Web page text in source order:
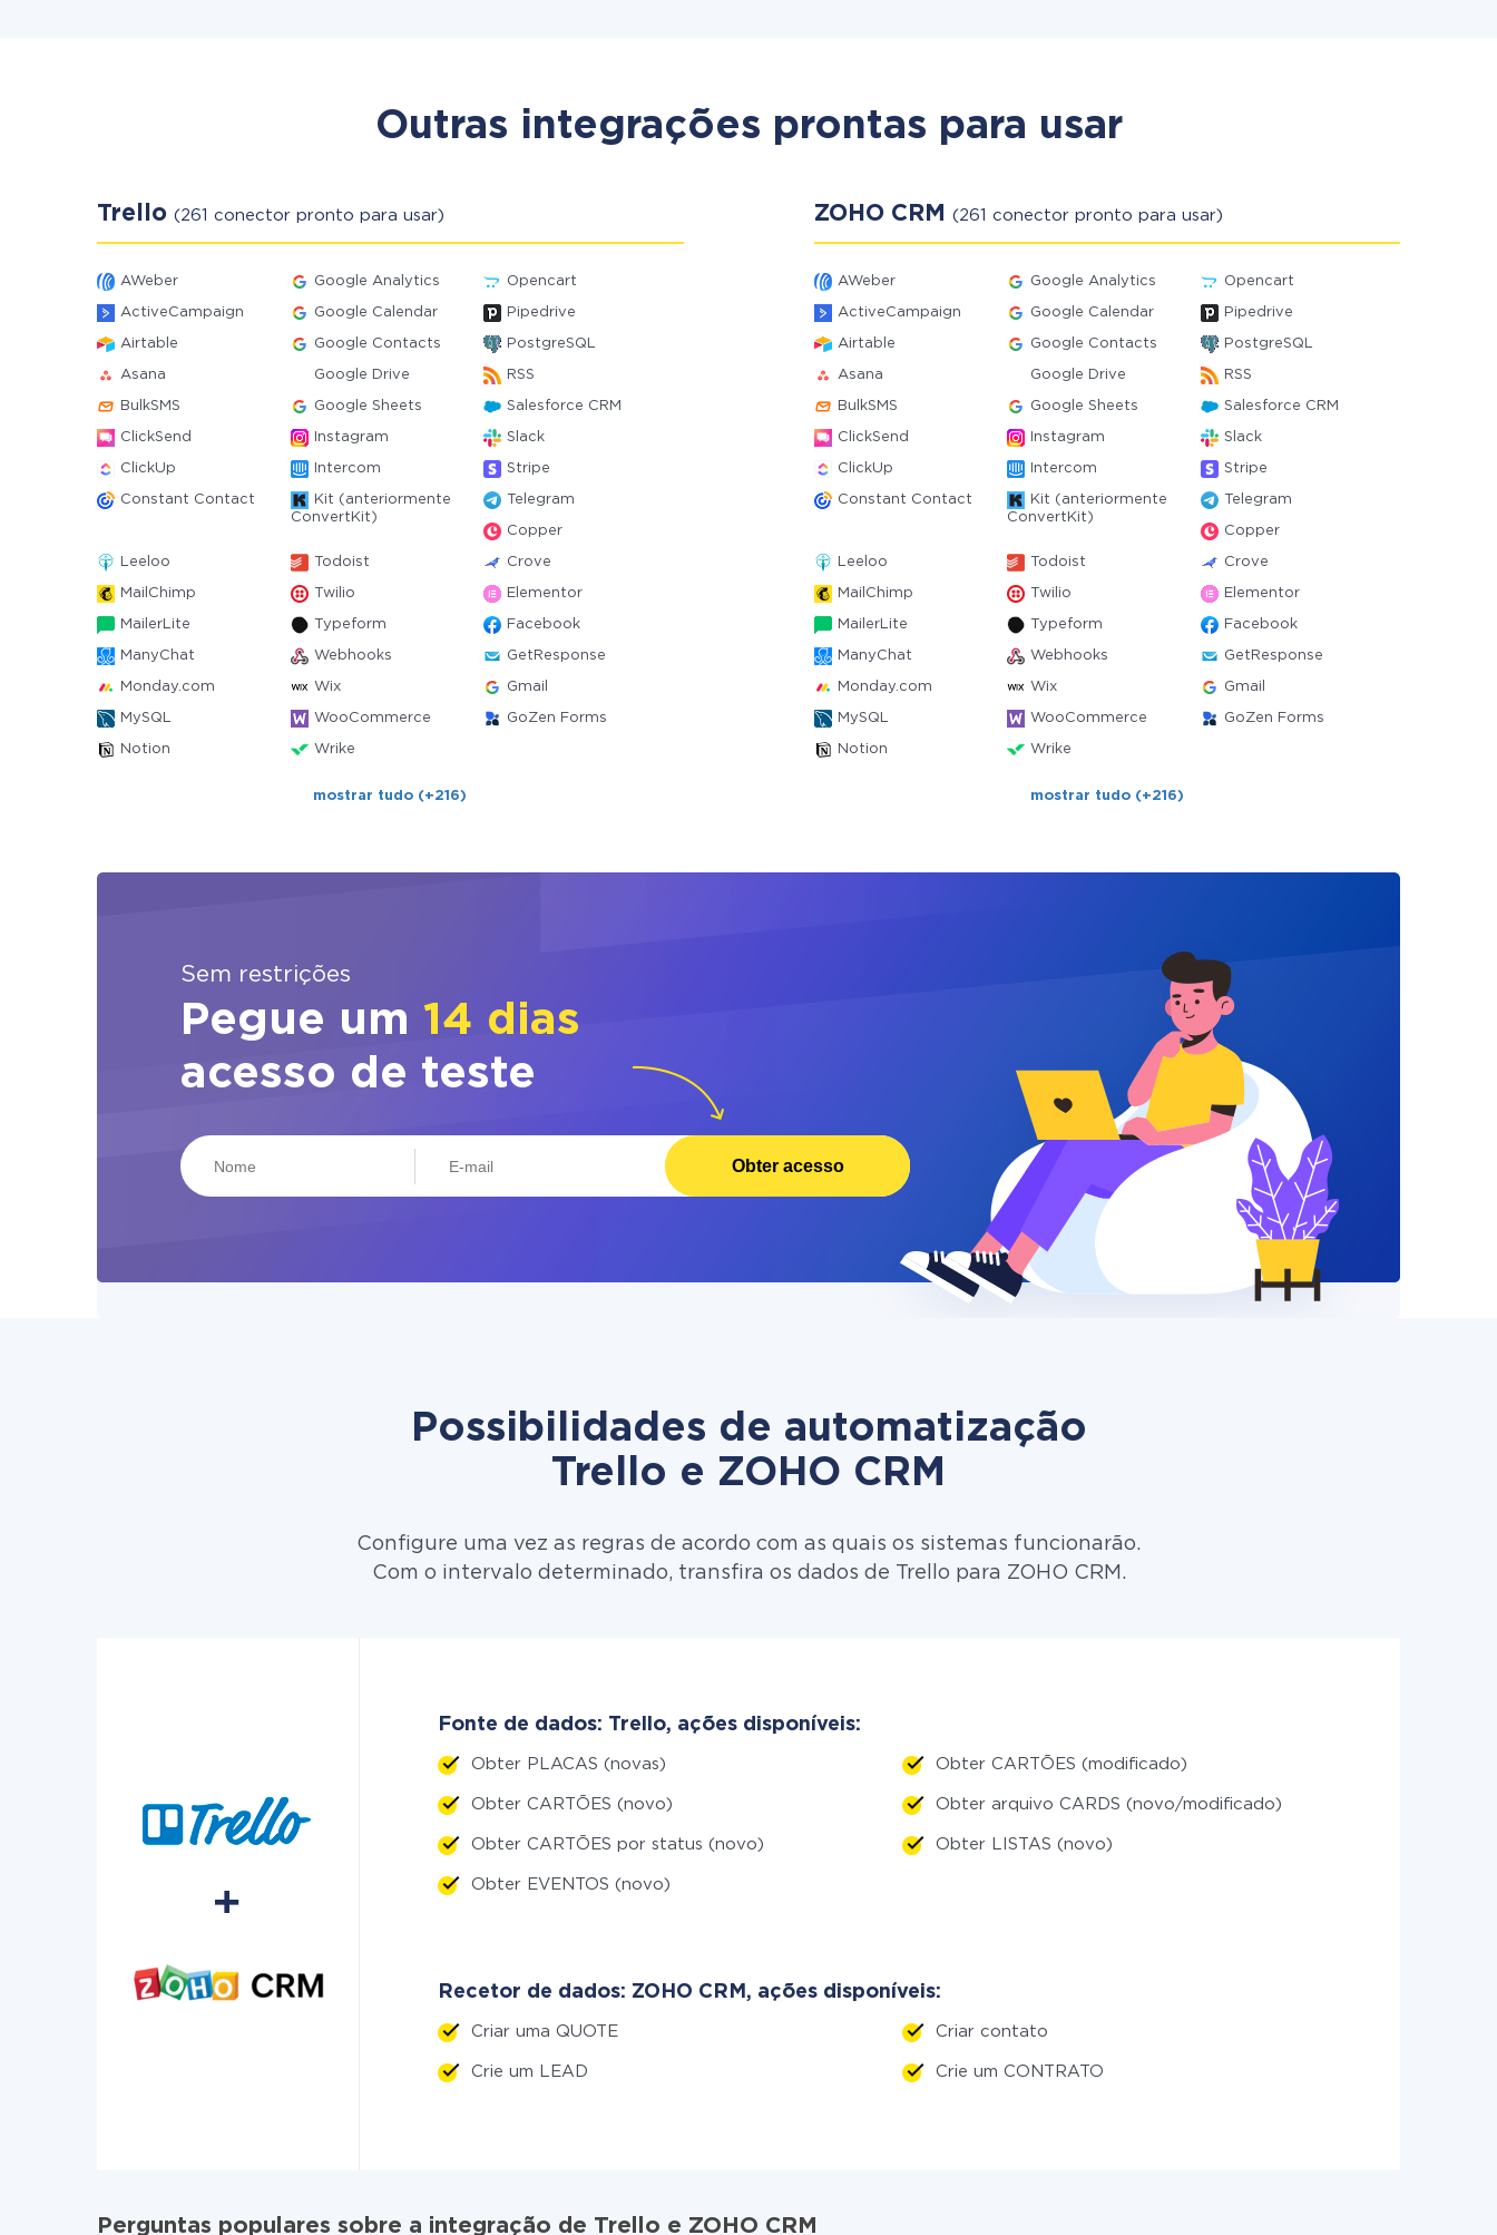
Outras integrações prontas para usar
Trello (261 conector pronto para usar)
AWeber Google Analytics Opencart
ActiveCampaign Google Calendar Pipedrive
Airtable Google Contacts PostgreSQL
Asana Google Drive RSS
BulkSMS Google Sheets Salesforce CRM
ClickSend Instagram Slack
ClickUp Intercom Stripe
Constant Contact
Kit (anteriormente
ConvertKit)
Telegram
Copper
Leeloo Todoist Crove
MailChimp Twilio Elementor
MailerLite Typeform Facebook
ManyChat Webhooks GetResponse
Monday.com Wix Gmail
MySQL WooCommerce GoZen Forms
Notion Wrike
mostrar tudo (+216)
ZOHO CRM (261 conector pronto para usar)
AWeber Google Analytics Opencart
ActiveCampaign Google Calendar Pipedrive
Airtable Google Contacts PostgreSQL
Asana Google Drive RSS
BulkSMS Google Sheets Salesforce CRM
ClickSend Instagram Slack
ClickUp Intercom Stripe
Constant Contact
Kit (anteriormente
ConvertKit)
Telegram
Copper
Leeloo Todoist Crove
MailChimp Twilio Elementor
MailerLite Typeform Facebook
ManyChat Webhooks GetResponse
Monday.com Wix Gmail
MySQL WooCommerce GoZen Forms
Notion Wrike
mostrar tudo (+216)
Sem restrições
Pegue um 14 dias
acesso de teste
Obter acesso
Possibilidades de automatização
Trello e ZOHO CRM
Configure uma vez as regras de acordo com as quais os sistemas funcionarão.
Com o intervalo determinado, transfira os dados de Trello para ZOHO CRM.
Fonte de dados: Trello, ações disponíveis:
Obter PLACAS (novas) Obter CARTÕES (modificado)
Obter CARTÕES (novo) Obter arquivo CARDS (novo/modificado)
Obter CARTÕES por status (novo) Obter LISTAS (novo)
Obter EVENTOS (novo)
Recetor de dados: ZOHO CRM, ações disponíveis:
Criar uma QUOTE Criar contato
Crie um LEAD Crie um CONTRATO
Perguntas populares sobre a integração de Trello e ZOHO CRM